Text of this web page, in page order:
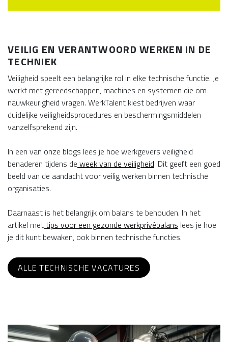
VEILIG EN VERANTWOORD WERKEN IN DE
TECHNIEK
Veiligheid speelt een belangrijke rol in elke technische functie. Je
werkt met gereedschappen, machines en systemen die om
nauwkeurigheid vragen. WerkTalent kiest bedrijven waar
duidelijke veiligheidsprocedures en beschermingsmiddelen
vanzelfsprekend zijn.
In een van onze blogs lees je hoe werkgevers veiligheid
benaderen tijdens de week van de veiligheid. Dit geeft een goed
beeld van de aandacht voor veilig werken binnen technische
organisaties.
Daarnaast is het belangrijk om balans te behouden. In het
artikel mettips voor een gezonde werkprivébalans lees je hoe
je dit kunt bewaken, ook binnen technische functies.
ALLE TECHNISCHE VACATURES